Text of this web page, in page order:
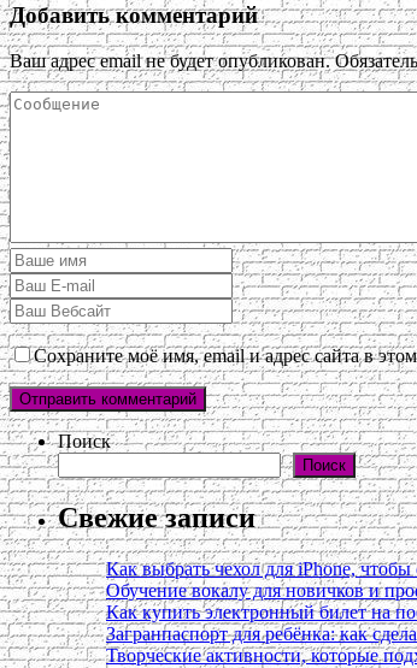
Добавить комментарий
Ваш адрес email не будет опубликован.
Сохраните моё имя, email и адрес сайта в
Поиск
Поиск
Свежие записи
Как выбрать чехол для iPhone,
Обучение вокалу для новичков и
Как купить электронный билет на
Загранпаспорт для ребёнка: как
Творческие активности, которые